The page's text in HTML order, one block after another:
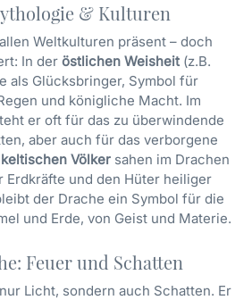
& Kulturen
Weltkulturen präsent – doch
In der östlichen Weisheit (z.B.
als Glücksbringer, Symbol für
und königliche Macht. Im
er oft für das zu überwindende
aber auch für das verborgene
keltischen Völker sahen im Drachen
Erdkräfte und den Hüter heiliger
der Drache ein Symbol für die
und Erde, von Geist und Materie.
Feuer und Schatten
Licht, sondern auch Schatten. Er